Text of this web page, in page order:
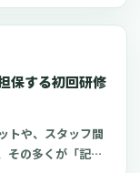
の段階で応募者の
て採用後に「着実
て、公表されて
方の保険手続きは
での複業（ダブ
の社会保険・雇
で共通の課題とな
近年は法改正も
リニックで看護師
長、事務長、人
保する初回研修
トや、スタッフ間
その多くが「記録